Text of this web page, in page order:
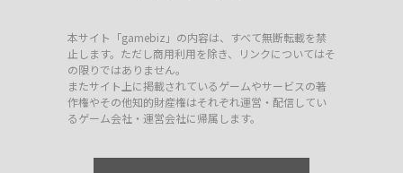
本サイト「gamebiz」の内容は、すべて無断転載を禁
止します。ただし商用利用を除き、リンクについてはそ
の限りではありません。
またサイト上に掲載されているゲームやサービスの著
作権やその他知的財産権はそれぞれ運営・配信してい
るゲーム会社・運営会社に帰属します。